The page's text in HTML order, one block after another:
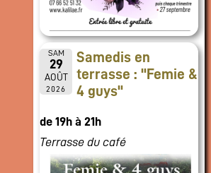
SAM
29
AOÛT
2026
Samedis en
terrasse : "Femie &
4 guys"
de 19h à 21h
Terrasse du café